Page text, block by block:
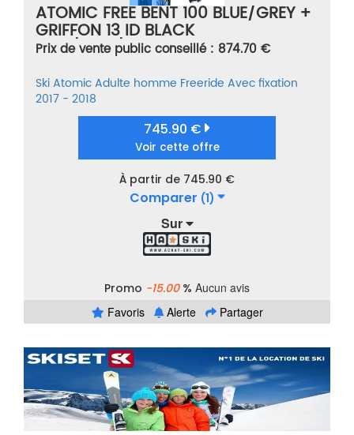
ATOMIC FREE BENT 100 BLUE/GREY +
GRIFFON 13 ID BLACK
BLEU/GRIS/VERT TAILLE 188
Prix de vente public conseillé : 874.70 €
SkiAtomicAdulte homme Freeride Avec fixation
2017 - 2018
745.90 €
Voir cette offre
À partir de 745.90 €
Comparer (1)
Sur
Promo -15.00% Aucun avis
Favoris
Alerte Partager